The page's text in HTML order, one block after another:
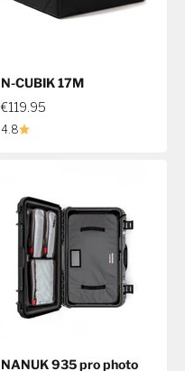
N-CUBIK 17M
€119.95
4.8
NANUK 935 pro photo